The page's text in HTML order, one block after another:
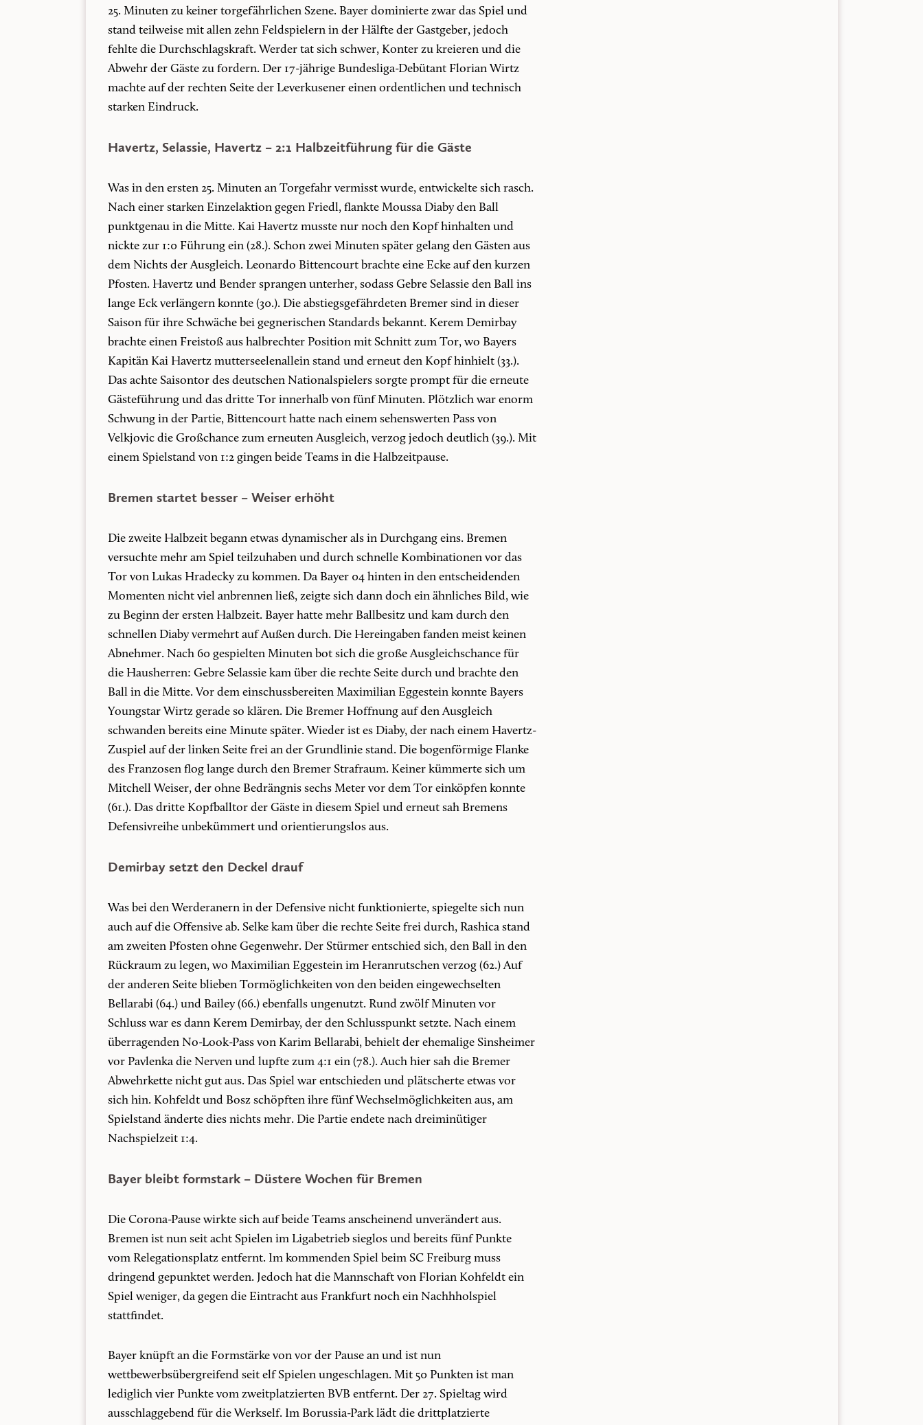
25. Minuten zu keiner torgefährlichen Szene. Bayer dominierte zwar das Spiel und
stand teilweise mit allen zehn Feldspielern in der Hälfte der Gastgeber, jedoch
fehlte die Durchschlagskraft. Werder tat sich schwer, Konter zu kreieren und die
Abwehr der Gäste zu fordern. Der 17-jährige Bundesliga-Debütant Florian Wirtz
machte auf der rechten Seite der Leverkusener einen ordentlichen und technisch
starken Eindruck.
Havertz, Selassie, Havertz – 2:1 Halbzeitführung für die Gäste
Was in den ersten 25. Minuten an Torgefahr vermisst wurde, entwickelte sich rasch.
Nach einer starken Einzelaktion gegen Friedl, flankte Moussa Diaby den Ball
punktgenau in die Mitte. Kai Havertz musste nur noch den Kopf hinhalten und
nickte zur 1:0 Führung ein (28.). Schon zwei Minuten später gelang den Gästen aus
dem Nichts der Ausgleich. Leonardo Bittencourt brachte eine Ecke auf den kurzen
Pfosten. Havertz und Bender sprangen unterher, sodass Gebre Selassie den Ball ins
lange Eck verlängern konnte (30.). Die abstiegsgefährdeten Bremer sind in dieser
Saison für ihre Schwäche bei gegnerischen Standards bekannt. Kerem Demirbay
brachte einen Freistoß aus halbrechter Position mit Schnitt zum Tor, wo Bayers
Kapitän Kai Havertz mutterseelenallein stand und erneut den Kopf hinhielt (33.).
Das achte Saisontor des deutschen Nationalspielers sorgte prompt für die erneute
Gästeführung und das dritte Tor innerhalb von fünf Minuten. Plötzlich war enorm
Schwung in der Partie, Bittencourt hatte nach einem sehenswerten Pass von
Velkjovic die Großchance zum erneuten Ausgleich, verzog jedoch deutlich (39.). Mit
einem Spielstand von 1:2 gingen beide Teams in die Halbzeitpause.
Bremen startet besser – Weiser erhöht
Die zweite Halbzeit begann etwas dynamischer als in Durchgang eins. Bremen
versuchte mehr am Spiel teilzuhaben und durch schnelle Kombinationen vor das
Tor von Lukas Hradecky zu kommen. Da Bayer 04 hinten in den entscheidenden
Momenten nicht viel anbrennen ließ, zeigte sich dann doch ein ähnliches Bild, wie
zu Beginn der ersten Halbzeit. Bayer hatte mehr Ballbesitz und kam durch den
schnellen Diaby vermehrt auf Außen durch. Die Hereingaben fanden meist keinen
Abnehmer. Nach 60 gespielten Minuten bot sich die große Ausgleichschance für
die Hausherren: Gebre Selassie kam über die rechte Seite durch und brachte den
Ball in die Mitte. Vor dem einschussbereiten Maximilian Eggestein konnte Bayers
Youngstar Wirtz gerade so klären. Die Bremer Hoffnung auf den Ausgleich
schwanden bereits eine Minute später. Wieder ist es Diaby, der nach einem Havertz-
Zuspiel auf der linken Seite frei an der Grundlinie stand. Die bogenförmige Flanke
des Franzosen flog lange durch den Bremer Strafraum. Keiner kümmerte sich um
Mitchell Weiser, der ohne Bedrängnis sechs Meter vor dem Tor einköpfen konnte
(61.). Das dritte Kopfballtor der Gäste in diesem Spiel und erneut sah Bremens
Defensivreihe unbekümmert und orientierungslos aus.
Demirbay setzt den Deckel drauf
Was bei den Werderanern in der Defensive nicht funktionierte, spiegelte sich nun
auch auf die Offensive ab. Selke kam über die rechte Seite frei durch, Rashica stand
am zweiten Pfosten ohne Gegenwehr. Der Stürmer entschied sich, den Ball in den
Rückraum zu legen, wo Maximilian Eggestein im Heranrutschen verzog (62.) Auf
der anderen Seite blieben Tormöglichkeiten von den beiden eingewechselten
Bellarabi (64.) und Bailey (66.) ebenfalls ungenutzt. Rund zwölf Minuten vor
Schluss war es dann Kerem Demirbay, der den Schlusspunkt setzte. Nach einem
überragenden No-Look-Pass von Karim Bellarabi, behielt der ehemalige Sinsheimer
vor Pavlenka die Nerven und lupfte zum 4:1 ein (78.). Auch hier sah die Bremer
Abwehrkette nicht gut aus. Das Spiel war entschieden und plätscherte etwas vor
sich hin. Kohfeldt und Bosz schöpften ihre fünf Wechselmöglichkeiten aus, am
Spielstand änderte dies nichts mehr. Die Partie endete nach dreiminütiger
Nachspielzeit 1:4.
Bayer bleibt formstark – Düstere Wochen für Bremen
Die Corona-Pause wirkte sich auf beide Teams anscheinend unverändert aus.
Bremen ist nun seit acht Spielen im Ligabetrieb sieglos und bereits fünf Punkte
vom Relegationsplatz entfernt. Im kommenden Spiel beim SC Freiburg muss
dringend gepunktet werden. Jedoch hat die Mannschaft von Florian Kohfeldt ein
Spiel weniger, da gegen die Eintracht aus Frankfurt noch ein Nachhholspiel
stattfindet.
Bayer knüpft an die Formstärke von vor der Pause an und ist nun
wettbewerbsübergreifend seit elf Spielen ungeschlagen. Mit 50 Punkten ist man
lediglich vier Punkte vom zweitplatzierten BVB entfernt. Der 27. Spieltag wird
ausschlaggebend für die Werkself. Im Borussia-Park lädt die drittplatzierte